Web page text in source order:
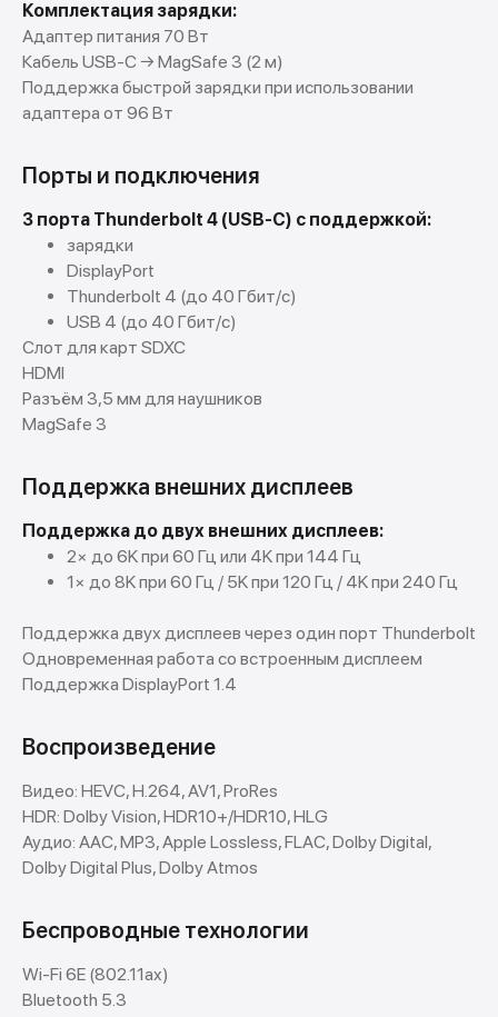
Комплектация зарядки:
Адаптер питания 70 Вт
Кабель USB-C → MagSafe 3 (2 м)
Поддержка быстрой зарядки при использовании
адаптера от 96 Вт
Порты и подключения
3 порта Thunderbolt 4 (USB-C) с поддержкой:
зарядки
DisplayPort
Thunderbolt 4 (до 40 Гбит/с)
USB 4 (до 40 Гбит/с)
Слот для карт SDXC
HDMI
Разъём 3,5 мм для наушников
MagSafe 3
Поддержка внешних дисплеев
Поддержка до двух внешних дисплеев:
2× до 6K при 60 Гц или 4K при 144 Гц
1× до 8K при 60 Гц / 5K при 120 Гц / 4K при 240 Гц
Поддержка двух дисплеев через один порт Thunderbolt
Одновременная работа со встроенным дисплеем
Поддержка DisplayPort 1.4
Воспроизведение
Видео: HEVC, H.264, AV1, ProRes
HDR: Dolby Vision, HDR10+/HDR10, HLG
Аудио: AAC, MP3, Apple Lossless, FLAC, Dolby Digital,
Dolby Digital Plus, Dolby Atmos
Беспроводные технологии
Wi-Fi 6E (802.11ax)
Bluetooth 5.3
Подробнее
Без первоначальных взносов.
Рассрочка от партнеров